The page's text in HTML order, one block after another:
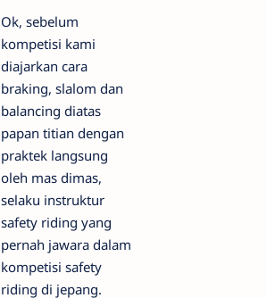
Ok, sebelum
kompetisi kami
diajarkan cara
braking, slalom dan
balancing diatas
papan titian dengan
praktek langsung
oleh mas dimas,
selaku instruktur
safety riding yang
pernah jawara dalam
kompetisi safety
riding di jepang.